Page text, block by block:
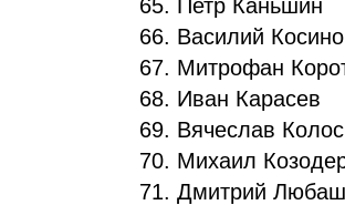
65. Петр Каньшин
66. Василий
67. Митрофан
68. Иван Карасев
69. Вячеслав
70. Михаил
71. Дмитрий